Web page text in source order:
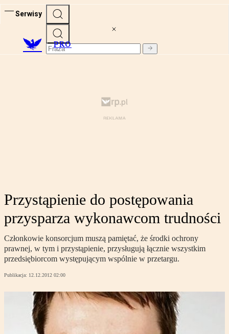
Serwisy
PRO
Przystąpienie do postępowania
przysparza wykonawcom trudności
Członkowie konsorcjum muszą pamiętać, że środki ochrony
prawnej, w tym i przystąpienie, przysługują łącznie wszystkim
przedsiębiorcom występującym wspólnie w przetargu.
Publikacja: 12.12.2012 02:00